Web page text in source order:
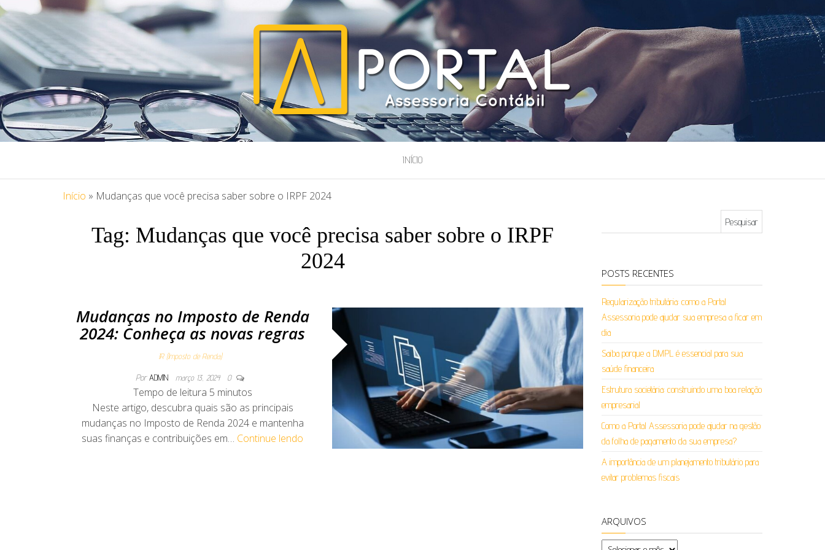
PORTAL ASSESSORIA
Blog Portal Assessoria
INÍCIO
Início » Mudanças que você precisa saber sobre o IRPF 2024
Tag: Mudanças que você precisa saber sobre o IRPF
2024
Mudanças no Imposto de Renda
2024: Conheça as novas regras
IR (Imposto de Renda)
Por ADMIN março 13, 2024 0
Tempo de leitura 5 minutos
Neste artigo, descubra quais são as principais
mudanças no Imposto de Renda 2024 e mantenha
suas finanças e contribuições em… Continue lendo
POSTS RECENTES
Regularização tributária: como a Portal
Assessoria pode ajudar sua empresa a ficar em
dia
Saiba porque a DMPL é essencial para sua
saúde financeira
Estrutura societária: construindo uma boa relação
empresarial
Como a Portal Assessoria pode ajudar na gestão
da folha de pagamento da sua empresa?
A importância de um planejamento tributário para
evitar problemas fiscais
ARQUIVOS
Arquivos